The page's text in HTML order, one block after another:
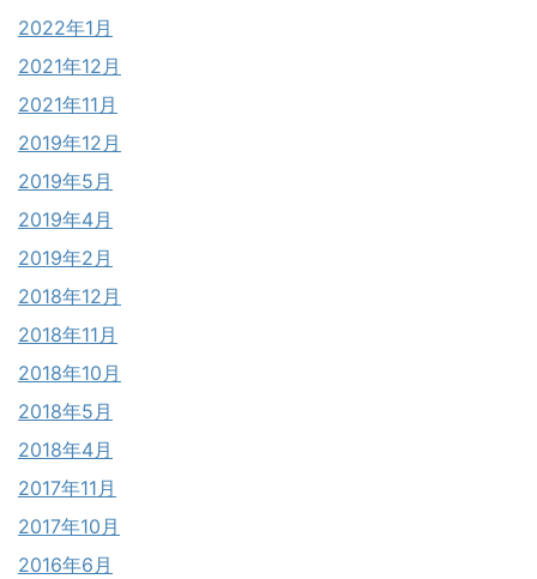
2022年1月
2021年12月
2021年11月
2019年12月
2019年5月
2019年4月
2019年2月
2018年12月
2018年11月
2018年10月
2018年5月
2018年4月
2017年11月
2017年10月
2016年6月